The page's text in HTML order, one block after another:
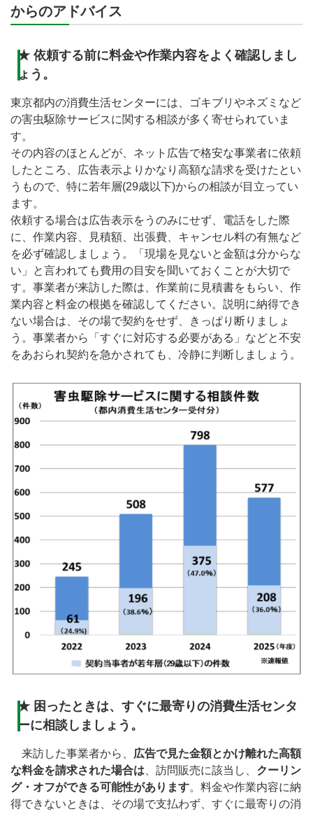
からのアドバイス
★ 依頼する前に料金や作業内容をよく確認しまし
ょう。
東京都内の消費生活センターには、ゴキブリやネズミなど
の害虫駆除サービスに関する相談が多く寄せられていま
す。
その内容のほとんどが、ネット広告で格安な事業者に依頼
したところ、広告表示よりかなり高額な請求を受けたとい
うもので、特に若年層(29歳以下)からの相談が目立ってい
ます。
依頼する場合は広告表示をうのみにせず、電話をした際
に、作業内容、見積額、出張費、キャンセル料の有無など
を必ず確認しましょう。「現場を見ないと金額は分からな
い」と言われても費用の目安を聞いておくことが大切で
す。事業者が来訪した際は、作業前に見積書をもらい、作
業内容と料金の根拠を確認してください。説明に納得でき
ない場合は、その場で契約をせず、きっぱり断りましょ
う。事業者から「すぐに対応する必要がある」などと不安
をあおられ契約を急かされても、冷静に判断しましょう。
★ 困ったときは、すぐに最寄りの消費生活センタ
ーに相談しましょう。
来訪した事業者から、 広告で見た金額とかけ離れた高額
な料金を請求された場合は 、訪問販売に該当し、 クーリン
グ・オフができる可能性があります。料金や作業内容に納
得できないときは、その場で支払わず、すぐに最寄りの消